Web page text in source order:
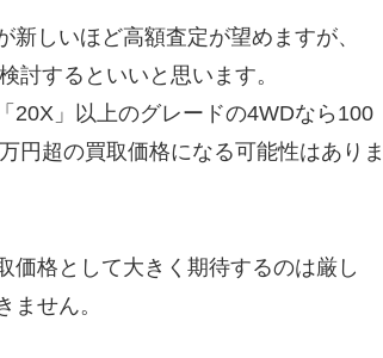
しいほど高額査定が望めますが、
討するといいと思います。
20X」以上のグレードの4WDなら100
円超の買取価格になる可能性はありま
価格として大きく期待するのは厳し
ません。